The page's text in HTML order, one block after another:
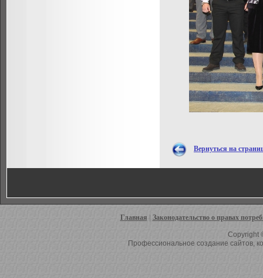
Вернуться на
Главная Законодательство о правах
Copyright
Профессиональное создание сайтов,